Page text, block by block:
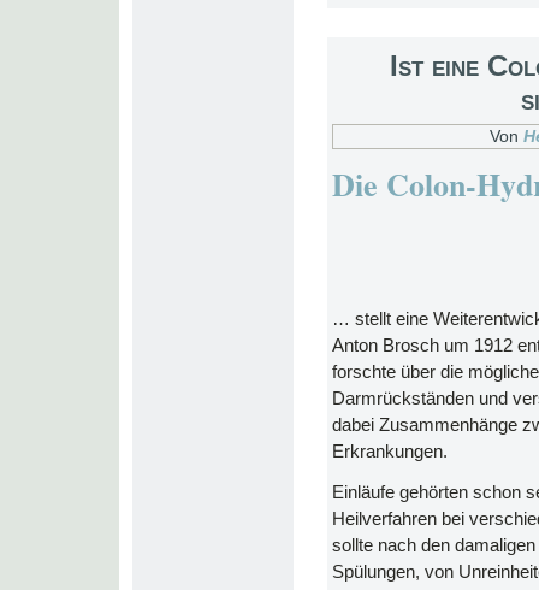
Ist eine
Von
Die Colon-
… stellt eine
Anton Brosch um 1912
forschte über die
Darmrückständen und
dabei Zusammenhänge
Erkrankungen.
Einläufe gehörten schon
Heilverfahren bei
sollte nach den
Spülungen, von